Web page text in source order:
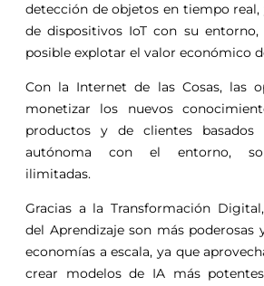
detección de objetos en tiempo
de dispositivos IoT con su
posible explotar el valor económico
Con la Internet de las Cosas, las
monetizar los nuevos
productos y de clientes basados
autónoma con el entorno,
ilimitadas.
Gracias a la Transformación
del Aprendizaje son más poderosas
economías a escala, ya que
crear modelos de IA más